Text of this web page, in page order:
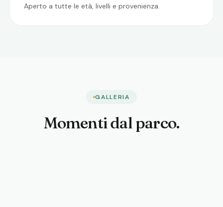
Aperto a tutte le età, livelli e provenienza.
GALLERIA
Momenti dal parco.